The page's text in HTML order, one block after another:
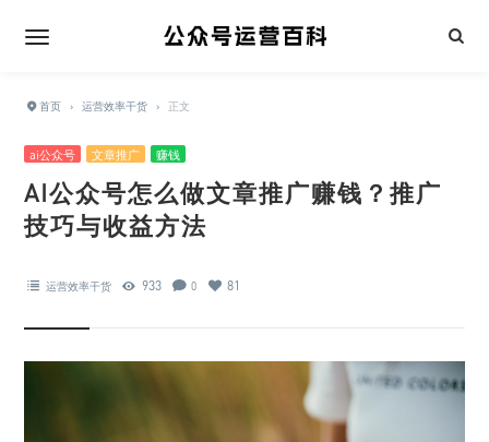
首页 › 运营效率干货 › 正文
ai公众号 文章推广 赚钱
AI公众号怎么做文章推广赚钱？推广
技巧与收益方法
运营效率干货 933 0 81